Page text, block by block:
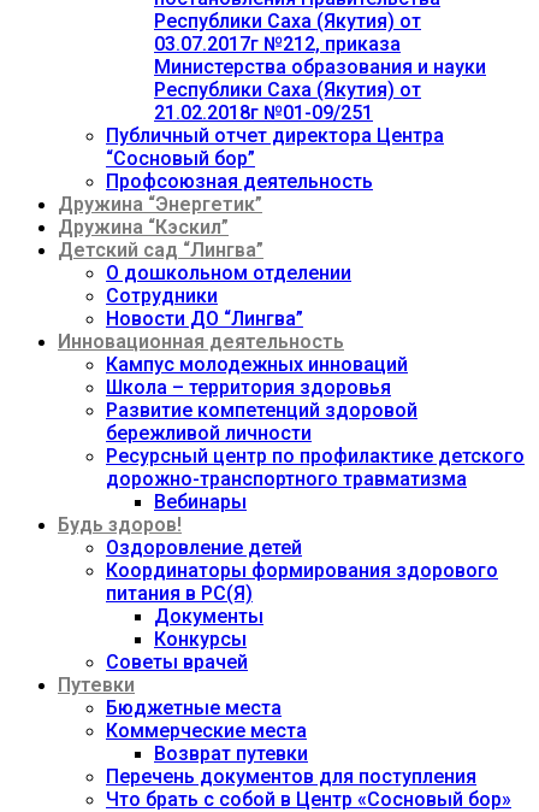
Республики Саха (Якутия) от
03.07.2017г №212, приказа
Министерства образования и науки
Республики Саха (Якутия) от
21.02.2018г №01-09/251
Публичный отчет директора Центра
“Сосновый бор”
Профсоюзная деятельность
Дружина “Энергетик”
Дружина “Кэскил”
Детский сад “Лингва”
О дошкольном отделении
Сотрудники
Новости ДО “Лингва”
Инновационная деятельность
Кампус молодежных инноваций
Школа – территория здоровья
Развитие компетенций здоровой
бережливой личности
Ресурсный центр по профилактике детского
дорожно-транспортного травматизма
Вебинары
Будь здоров!
Оздоровление детей
Координаторы формирования здорового
питания в РС(Я)
Документы
Конкурсы
Советы врачей
Путевки
Бюджетные места
Коммерческие места
Возврат путевки
Перечень документов для поступления
Что брать с собой в Центр «Сосновый бор»